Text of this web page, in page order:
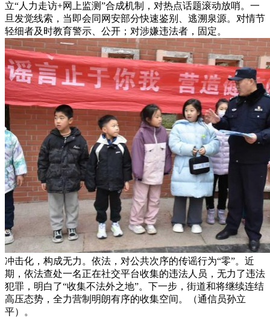
立“人力走访+网上监测”合成机制，对热点话题滚动放哨。一
旦发觉线索，当即会同网安部分快速鉴别、逃溯泉源。对情节
轻细者及时教育警示、公开；对涉嫌违法者，固定。
冲击化，构成无力。依法，对公共次序的传谣行为“零”。近
期，依法查处一名正在社交平台收集的违法人员，无力了违法
犯罪，明白了“收集不法外之地”。下一步，街道和将继续连结
高压态势，全力营制明朗有序的收集空间。（通信员孙立
平）。